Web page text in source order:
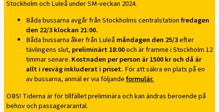
Stockholm och Luleå under SM-veckan 2024.
Båda bussarna avgår från Stockholms centralstationfredagen
den 22/3 klockan 21:00.
Båda bussarna åker från Luleå måndagen den 25/3efter
tävlingens slut, preliminärt 18:00och är framme i Stockholm 12
timmar senare. Kostnaden per person är 1500 kr och då är
allt i resväg inkluderat i priset. För att säkra en plats på en
av bussarna, anmäl er via följandeformulär.
OBS! Tiderna är för tillfället preliminära och kan ändras beroende på
behov och passagerarantal.